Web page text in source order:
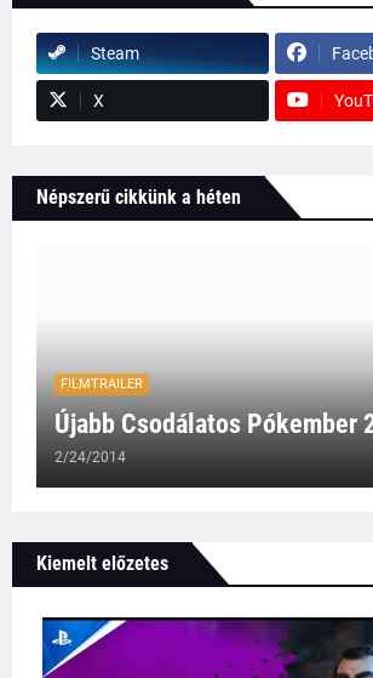
Steam
X
Népszerű cikkünk a héten
FILMTRAILER
Újabb Csodálatos Pókember
2/24/2014
Kiemelt előzetes